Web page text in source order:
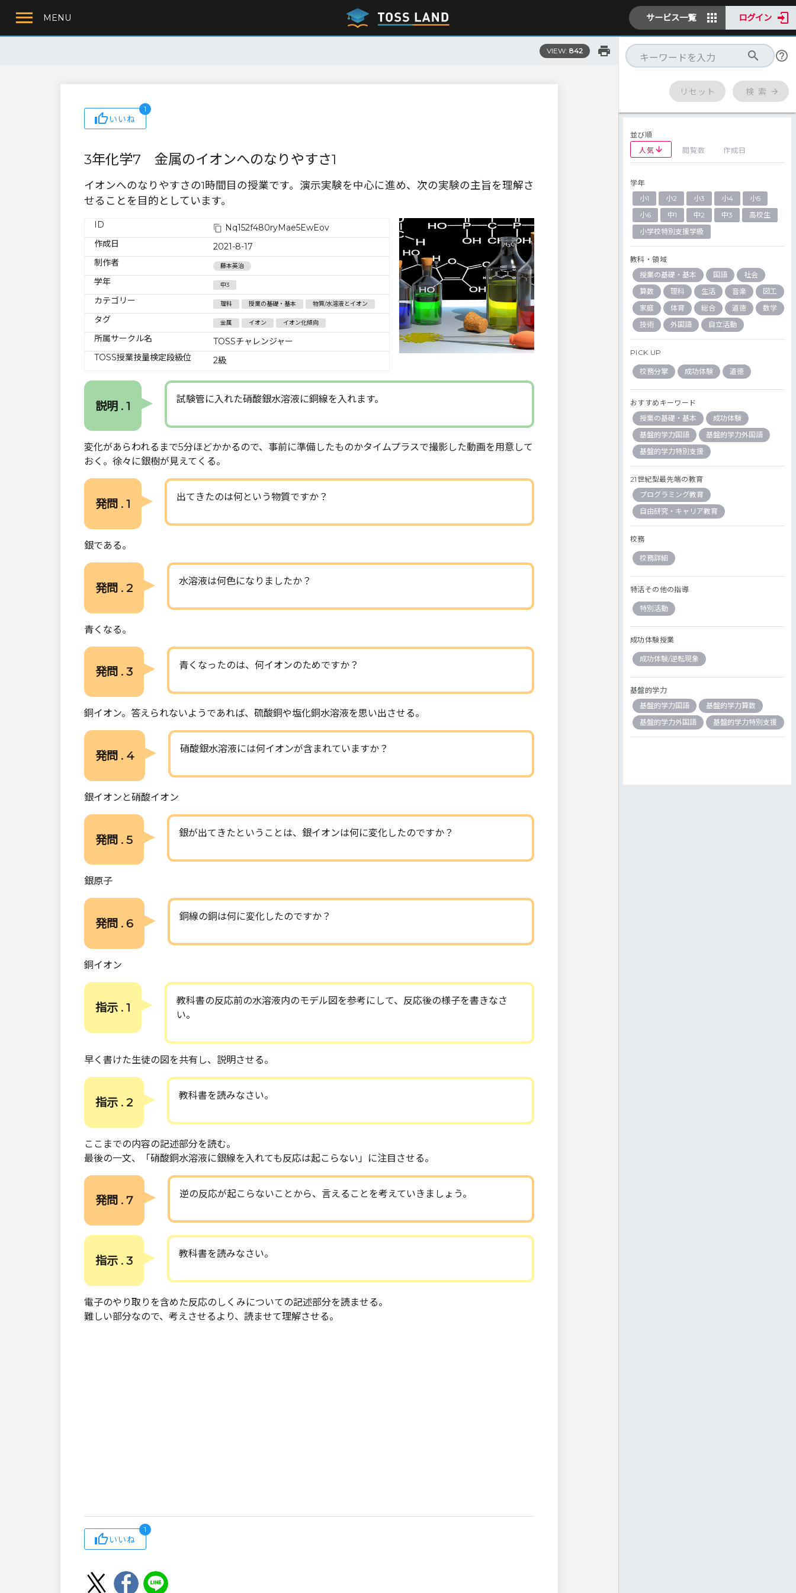
MENU サービス一覧 ログイン
VIEW: 842
いいね
1
3年化学7 金属のイオンへのなりやすさ1
イオンへのなりやすさの1時間目の授業です。演示実験を中心に進め、次の実験の主旨を理解さ
せることを目的としています。
ID
Nq152f480ryMae5EwEov
作成日
2021-8-17
制作者
藤本英治
学年 中3
カテゴリー 理科 授業の基礎・基本 物質/水溶液とイオン
タグ 金属 イオン イオン化傾向
所属サークル名
TOSSチャレンジャー
TOSS授業技量検定段級位
2級
説明 . 1 試験管に入れた硝酸銀水溶液に銅線を入れます。
変化があらわれるまで5分ほどかかるので、事前に準備したものかタイムプラスで撮影した動画を用意して
おく。徐々に銀樹が見えてくる。
発問 . 1 出てきたのは何という物質ですか？
銀である。
発問 . 2 水溶液は何色になりましたか？
青くなる。
発問 . 3 青くなったのは、何イオンのためですか？
銅イオン。答えられないようであれば、硫酸銅や塩化銅水溶液を思い出させる。
発問 . 4 硝酸銀水溶液には何イオンが含まれていますか？
銀イオンと硝酸イオン
発問 . 5 銀が出てきたということは、銀イオンは何に変化したのですか？
銀原子
発問 . 6 銅線の銅は何に変化したのですか？
銅イオン
指示 . 1
教科書の反応前の水溶液内のモデル図を参考にして、反応後の様子を書きなさ
い。
早く書けた生徒の図を共有し、説明させる。
指示 . 2 教科書を読みなさい。
ここまでの内容の記述部分を読む。
最後の一文、「硝酸銅水溶液に銀線を入れても反応は起こらない」に注目させる。
発問 . 7 逆の反応が起こらないことから、言えることを考えていきましょう。
指示 . 3 教科書を読みなさい。
電子のやり取りを含めた反応のしくみについての記述部分を読ませる。
難しい部分なので、考えさせるより、読ませて理解させる。
いいね
1
リセット 検 索
並び順
人気
閲覧数 作成日
学年
小1
小2 小3 小4
小5
小6
中1 中2 中3
高校生
小学校特別支援学級
教科・領域
授業の基礎・基本
国語
社会
算数
理科 生活 音楽
図工
家庭
体育 総合 道徳
数学
技術
外国語 自立活動
PICK UP
校務分掌 成功体験 道徳
おすすめキーワード
授業の基礎・基本
成功体験
基盤的学力国語
基盤的学力外国語
基盤的学力特別支援
21世紀型最先端の教育
プログラミング教育
自由研究・キャリア教育
校務
校務詳細
特活その他の指導
特別活動
成功体験授業
成功体験/逆転現象
基盤的学力
基盤的学力国語
基盤的学力算数
基盤的学力外国語
基盤的学力特別支援